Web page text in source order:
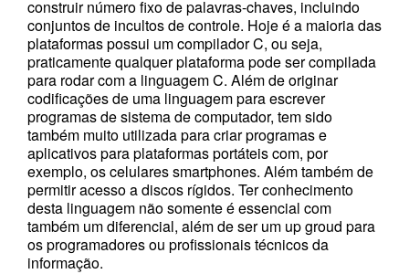
construir número fixo de palavras-chaves, incluindo
conjuntos de incultos de controle. Hoje é a maioria das
plataformas possui um compilador C, ou seja,
praticamente qualquer plataforma pode ser compilada
para rodar com a linguagem C. Além de originar
codificações de uma linguagem para escrever
programas de sistema de computador, tem sido
também muito utilizada para criar programas e
aplicativos para plataformas portáteis com, por
exemplo, os celulares smartphones. Além também de
permitir acesso a discos rígidos. Ter conhecimento
desta linguagem não somente é essencial com
também um diferencial, além de ser um up groud para
os programadores ou profissionais técnicos da
informação.